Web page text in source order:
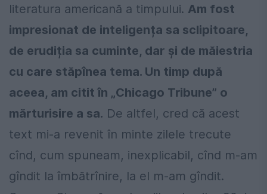
literatura americană a timpului. Am fost
impresionat de inteligența sa sclipitoare,
de erudiția sa cuminte, dar și de măiestria
cu care stăpînea tema. Un timp după
aceea, am citit în „Chicago Tribune” o
mărturisire a sa. De altfel, cred că acest
text mi-a revenit în minte zilele trecute
cînd, cum spuneam, inexplicabil, cînd m-am
gîndit la îmbătrînire, la el m-am gîndit.